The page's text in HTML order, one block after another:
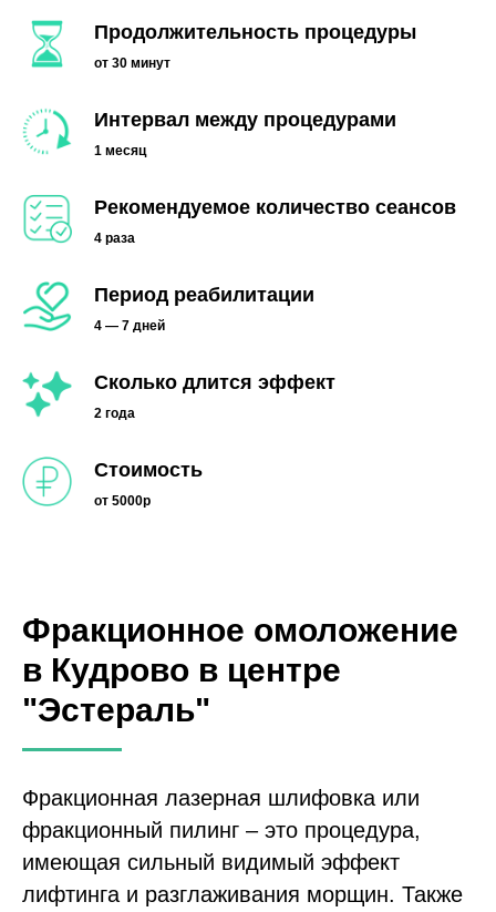
Продолжительность процедуры
от 30 минут
Интервал между процедурами
1 месяц
Рекомендуемое количество сеансов
4 раза
Период реабилитации
4 — 7 дней
Сколько длится эффект
2 года
Стоимость
от 5000р
Фракционное омоложение
в Кудрово в центре
"Эстераль"
Фракционная лазерная шлифовка или
фракционный пилинг – это процедура,
имеющая сильный видимый эффект
лифтинга и разглаживания морщин. Также